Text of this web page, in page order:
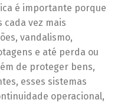
é importante porque
vez mais
vandalismo,
e até perda ou
de proteger bens,
esses sistemas
operacional,